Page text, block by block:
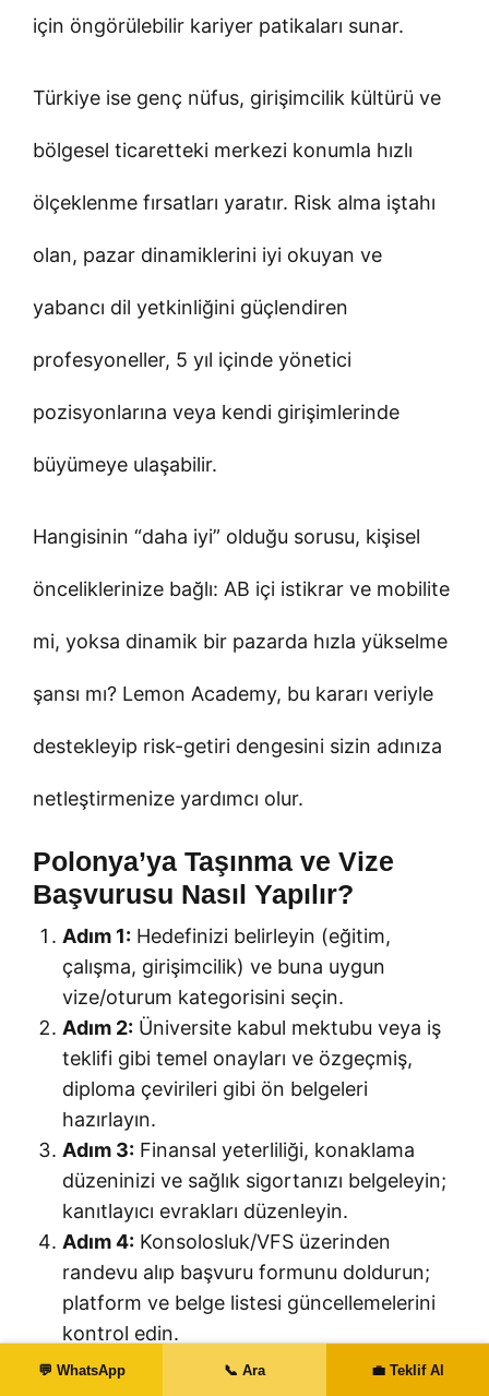
için öngörülebilir kariyer patikaları sunar.
Türkiye ise genç nüfus, girişimcilik kültürü ve
bölgesel ticaretteki merkezi konumla hızlı
ölçeklenme fırsatları yaratır. Risk alma iştahı
olan, pazar dinamiklerini iyi okuyan ve
yabancı dil yetkinliğini güçlendiren
profesyoneller, 5 yıl içinde yönetici
pozisyonlarına veya kendi girişimlerinde
büyümeye ulaşabilir.
Hangisinin “daha iyi” olduğu sorusu, kişisel
önceliklerinize bağlı: AB içi istikrar ve mobilite
mi, yoksa dinamik bir pazarda hızla yükselme
şansı mı? Lemon Academy, bu kararı veriyle
destekleyip risk-getiri dengesini sizin adınıza
netleştirmenize yardımcı olur.
Polonya’ya Taşınma ve Vize
Başvurusu Nasıl Yapılır?
Adım 1: Hedefinizi belirleyin (eğitim,
çalışma, girişimcilik) ve buna uygun
vize/oturum kategorisini seçin.
Adım 2: Üniversite kabul mektubu veya iş
teklifi gibi temel onayları ve özgeçmiş,
diploma çevirileri gibi ön belgeleri
hazırlayın.
Adım 3: Finansal yeterliliği, konaklama
düzeninizi ve sağlık sigortanızı belgeleyin;
kanıtlayıcı evrakları düzenleyin.
Adım 4: Konsolosluk/VFS üzerinden
randevu alıp başvuru formunu doldurun;
platform ve belge listesi güncellemelerini
kontrol edin.
Adım 5:
Başvuru dosyanızı teslim edin,
💬 WhatsApp 📞 Ara 💼 Teklif Al